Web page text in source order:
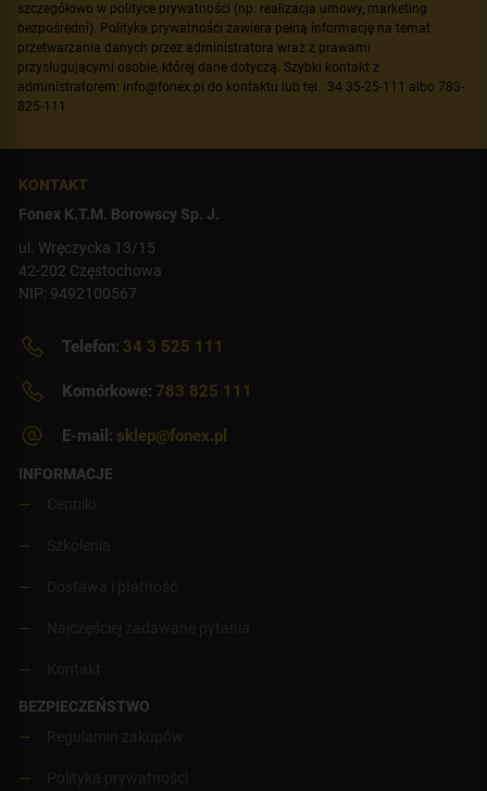
szczegółowo w polityce prywatności (np. realizacja umowy, marketing
bezpośredni). Polityka prywatności zawiera pełną informację na temat
przetwarzania danych przez administratora wraz z prawami
przysługującymi osobie, której dane dotyczą. Szybki kontakt z
administratorem: info@fonex.pl do kontaktu lub tel.: 34 35-25-111 albo 783-
825-111
KONTAKT
Fonex K.T.M. Borowscy Sp. J.
ul. Wręczycka 13/15
42-202 Częstochowa
NIP: 9492100567
Telefon: 34 3 525 111
Komórkowe: 783 825 111
E-mail: sklep@fonex.pl
INFORMACJE
BEZPIECZEŃSTWO